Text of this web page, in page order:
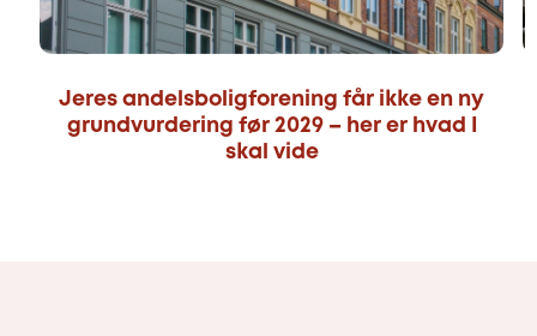
Jeres andelsboligforening får ikke en ny
grundvurdering før 2029 – her er hvad I
skal vide